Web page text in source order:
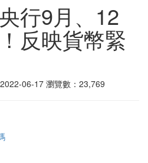
行9月、12
反映貨幣緊
06-17 瀏覽數：23,769